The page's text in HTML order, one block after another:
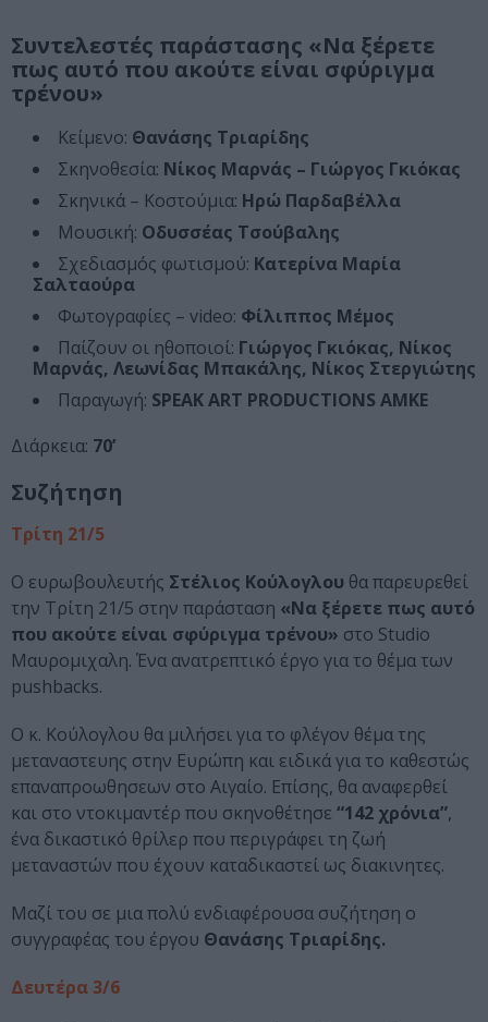
Συντελεστές παράστασης «Να ξέρετε
πως αυτό που ακούτε είναι σφύριγμα
τρένου»
Κείμενο: Θανάσης Τριαρίδης
Σκηνοθεσία: Νίκος Μαρνάς – Γιώργος Γκιόκας
Σκηνικά – Κοστούμια: Ηρώ Παρδαβέλλα
Μουσική: Οδυσσέας Τσούβαλης
Σχεδιασμός φωτισμού: Κατερίνα Μαρία
Σαλταούρα
Φωτογραφίες – video: Φίλιππος Μέμος
Παίζουν οι ηθοποιοί: Γιώργος Γκιόκας, Νίκος
Μαρνάς, Λεωνίδας Μπακάλης, Νίκος Στεργιώτης
Παραγωγή: SPEAK ART PRODUCTIONS AMKE
Διάρκεια: 70’
Συζήτηση
Τρίτη 21/5
Ο ευρωβουλευτής Στέλιος Κούλογλου θα παρευρεθεί
την Τρίτη 21/5 στην παράσταση «Να ξέρετε πως αυτό
που ακούτε είναι σφύριγμα τρένου» στο Studio
Μαυρομιχαλη. Ένα ανατρεπτικό έργο για το θέμα των
pushbacks.
O κ. Κούλογλου θα μιλήσει για το φλέγον θέμα της
μεταναστευης στην Ευρώπη και ειδικά για το καθεστώς
επαναπροωθησεων στο Αιγαίο. Επίσης, θα αναφερθεί
και στο ντοκιμαντέρ που σκηνοθέτησε “142 χρόνια”,
ένα δικαστικό θρίλερ που περιγράφει τη ζωή
μεταναστών που έχουν καταδικαστεί ως διακινητες.
Μαζί του σε μια πολύ ενδιαφέρουσα συζήτηση ο
συγγραφέας του έργου Θανάσης Τριαρίδης.
Δευτέρα 3/6